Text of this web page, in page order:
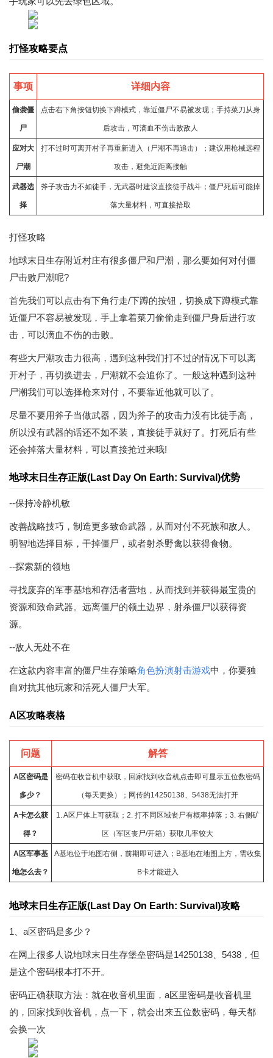
打怪攻略要点
事项 详细内容
偷袭僵
尸
点击右下角按钮切换下蹲模式，靠近僵尸不易被发现；手持菜刀从身
后攻击，可滴血不伤击败敌人
应对大
尸潮
打不过时可离开村子再重新进入（尸潮不再追击）；建议用枪械远程
攻击，避免近距离接触
武器选
择
斧子攻击力不如徒手，无武器时建议直接徒手战斗；僵尸死后可能掉
落大量材料，可直接拾取
打怪攻略
地球末日生存附近村庄有很多僵尸和尸潮，那么要如何对付僵
尸击败尸潮呢?
首先我们可以点击有下角行走/下蹲的按钮，切换成下蹲模式靠
近僵尸不容易被发现，手上拿着菜刀偷偷走到僵尸身后进行攻
击，可以滴血不伤的击败。
有些大尸潮攻击力很高，遇到这种我们打不过的情况下可以离
开村子，再切换进去，尸潮就不会追你了。一般这种遇到这种
尸潮我们可以选择枪来对付，不要靠近他就可以了。
尽量不要用斧子当做武器，因为斧子的攻击力没有比徒手高，
所以没有武器的话还不如不装，直接徒手就好了。打死后有些
还会掉落大量材料，可以直接抢过来哦!
地球末日生存正版(Last Day On Earth: Survival)优势
--保持冷静机敏
改善战略技巧，制造更多致命武器，从而对付不死族和敌人。
明智地选择目标，干掉僵尸，或者射杀野禽以获得食物。
--探索新的领地
寻找废弃的军事基地和存活者营地，从而找到并获得最宝贵的
资源和致命武器。远离僵尸的领土边界，射杀僵尸以获得资
源。
--敌人无处不在
在这款内容丰富的僵尸生存策略角色扮演射击游戏中，你要独
自对抗其他玩家和活死人僵尸大军。
A区攻略表格
问题 解答
A区密码是
多少？
密码在收音机中获取，回家找到收音机点击即可显示五位数密码
（每天更换）；网传的14250138、5438无法打开
A卡怎么获
得？
1. A区尸体上可获取；2. 打不同区域丧尸有概率掉落；3. 右侧矿
区（军区丧尸/开箱）获取几率较大
A区军事基
地怎么去？
A基地位于地图右侧，前期即可进入；B基地在地图上方，需收集
B卡才能进入
地球末日生存正版(Last Day On Earth: Survival)攻略
1、a区密码是多少？
在网上很多人说地球末日生存堡垒密码是14250138、5438，但
是这个密码根本打不开。
密码正确获取方法：就在收音机里面，a区里密码是收音机里
的，回家找到收音机，点一下，就会出来五位数密码，每天都
会换一次